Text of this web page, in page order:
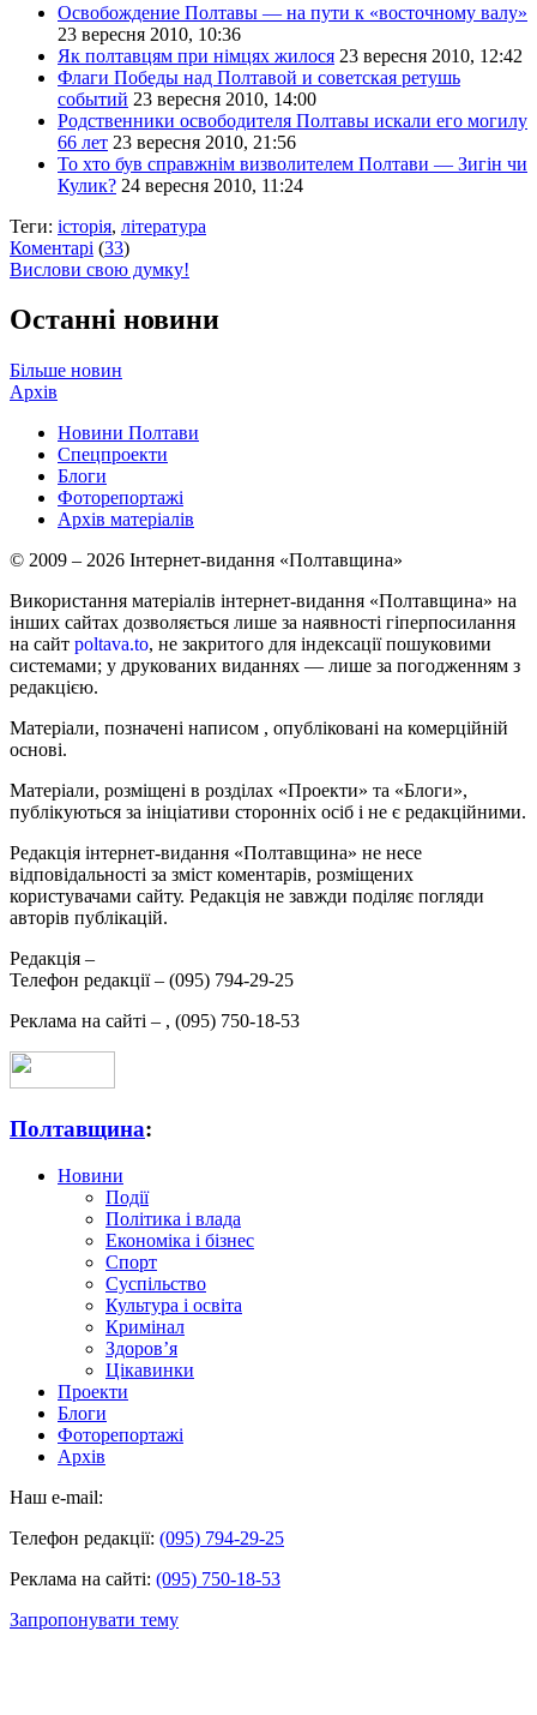
Освобождение Полтавы — на пути к «восточному валу»
23 вересня 2010, 10:36
Як полтавцям при німцях жилося 23 вересня 2010, 12:42
Флаги Победы над Полтавой и советская ретушь
событий 23 вересня 2010, 14:00
Родственники освободителя Полтавы искали его могилу
66 лет 23 вересня 2010, 21:56
То хто був справжнім визволителем Полтави — Зигін чи
Кулик? 24 вересня 2010, 11:24
Теги: історія, література
Коментарі (33)
Вислови свою думку!
Останні новини
Більше новин
Архів
Новини Полтави
Спецпроекти
Блоги
Фоторепортажі
Архів матеріалів
© 2009 – 2026 Інтернет-видання «Полтавщина»
Використання матеріалів інтернет-видання «Полтавщина» на
інших сайтах дозволяється лише за наявності гіперпосилання
на сайт poltava.to, не закритого для індексації пошуковими
системами; у друкованих виданнях — лише за погодженням з
редакцією.
Матеріали, позначені написом , опубліковані на комерційній
основі.
Матеріали, розміщені в розділах «Проекти» та «Блоги»,
публікуються за ініціативи сторонніх осіб і не є редакційними.
Редакція інтернет-видання «Полтавщина» не несе
відповідальності за зміст коментарів, розміщених
користувачами сайту. Редакція не завжди поділяє погляди
авторів публікацій.
Редакція –
Телефон редакції – (095) 794-29-25
Реклама на сайті – , (095) 750-18-53
Полтавщина:
Новини
Події
Політика і влада
Економіка і бізнес
Спорт
Суспільство
Культура і освіта
Кримінал
Здоров’я
Цікавинки
Проекти
Блоги
Фоторепортажі
Архів
Наш e-mail:
Телефон редакції: (095) 794-29-25
Реклама на сайті: (095) 750-18-53
Запропонувати тему